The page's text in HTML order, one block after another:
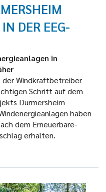
DER EEG-
in
der Windkraftbetreiber
Schritt auf dem
Durmersheim
haben
dem Erneuerbare-
erhalten.